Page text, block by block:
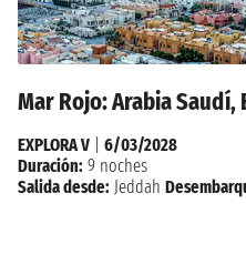
Mar Rojo: Arabia Saudí,
EXPLORA V
6/03/2028
Duración: 9 noches
Salida desde: Jeddah